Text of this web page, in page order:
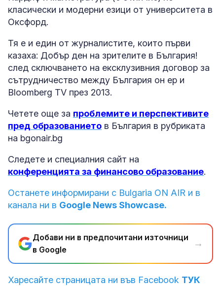
класически и модерни езици от университета в
Оксфорд.
Тя е и един от журналистите, които първи
казаха: Добър ден на зрителите в България!
след сключването на ексклузивния договор за
сътрудничество между България он ер и
Bloomberg TV през 2013.
Четете още за проблемите и перспективите
пред образованието в България в рубриката
на bgonair.bg
Следете и специалния сайт на
конференцията за финансово образование.
Останете информирани с Bulgaria ON AIR и в
канала ни в Google News Showcase.
Добави ни в предпочитани източници
в Google
→
Харесайте страницата ни във Facebook ТУК